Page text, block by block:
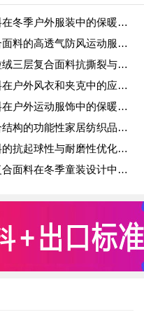
英杰：压花摇粒绒三层复合面料在冬季户外服装中的保暖性能优化研究
英杰：基于压花摇粒绒三层复合面料的高透气防风运动服饰开发
英杰：应用于滑雪服的压花摇粒绒三层复合面料抗撕裂与耐磨性提升技术
英杰：压花摇粒绒三层复合面料在户外风衣和夹克中的应用与性能
英杰：压花摇粒绒三层复合面料在户外运动服饰中的保暖与透气性能研究
英杰：基于压花摇粒绒三层复合结构的功能性家居纺织品开发与应用
英杰：压花摇粒绒三层复合面料的抗起球性与耐磨性优化技术分析
英杰：高弹性压花摇粒绒三层复合面料在冬季童装设计中的应用实践